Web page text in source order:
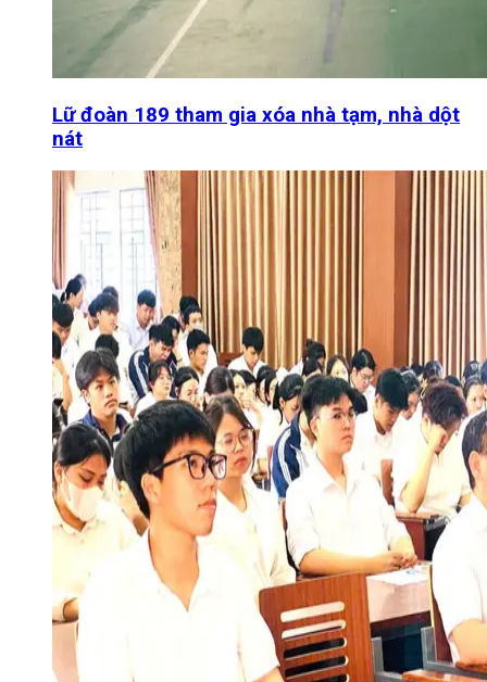
Lữ đoàn 189 tham gia xóa nhà tạm, nhà dột
nát